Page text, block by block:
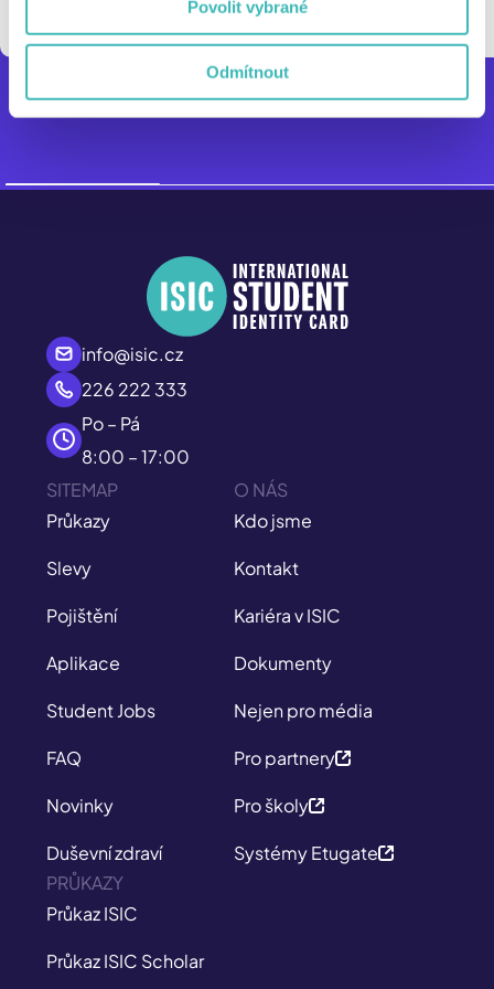
Povolit vybrané
Odmítnout
Kovové hlavolamy Huzzle Cast
info@isic.cz
226 222 333
Po – Pá
8:00 – 17:00
SITEMAP
Průkazy
Slevy
Pojištění
Aplikace
Student Jobs
FAQ
Novinky
Duševní zdraví
O NÁS
Kdo jsme
Kontakt
Kariéra v ISIC
Dokumenty
Nejen pro média
Pro partnery
Pro školy
Systémy Etugate
PRŮKAZY
Průkaz ISIC
Průkaz ISIC Scholar